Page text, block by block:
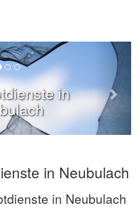
in
in Neubulach
in Neubulach